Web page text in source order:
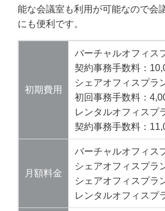
能な会議室も利用が可能なので会
にも便利です。
初期費用
バーチャルオフィス
契約事務手数料：
シェアオフィスプラ
初回事務手数料：
レンタルオフィスプ
契約事務手数料：
月額料金
バーチャルオフィス
シェアオフィスプラ
シェアオフィスプラ
レンタルオフィスプ